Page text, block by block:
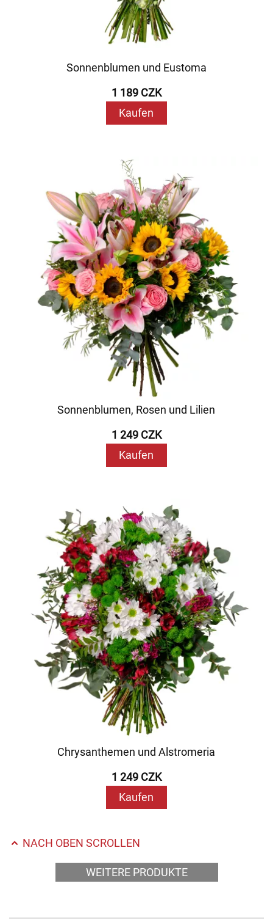
Sonnenblumen und Eustoma
1 189 CZK
Kaufen
Sonnenblumen, Rosen und Lilien
1 249 CZK
Kaufen
Chrysanthemen und Alstromeria
1 249 CZK
Kaufen
NACH OBEN SCROLLEN
WEITERE PRODUKTE